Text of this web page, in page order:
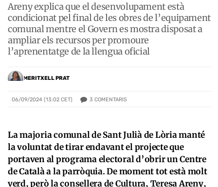
Areny explica que el desenvolupament està
condicionat pel final de les obres de l’equipament
comunal mentre el Govern es mostra disposat a
ampliar els recursos per promoure
l’aprenentatge de la llengua oficial
MERITXELL PRAT
06/09/2024 (13:02 CET) 3 COMENTARIS
La majoria comunal de Sant Julià de Lòria manté
la voluntat de tirar endavant el projecte que
portaven al programa electoral d’obrir un Centre
de Català a la parròquia. De moment tot està molt
verd, però la consellera de Cultura, Teresa Areny,